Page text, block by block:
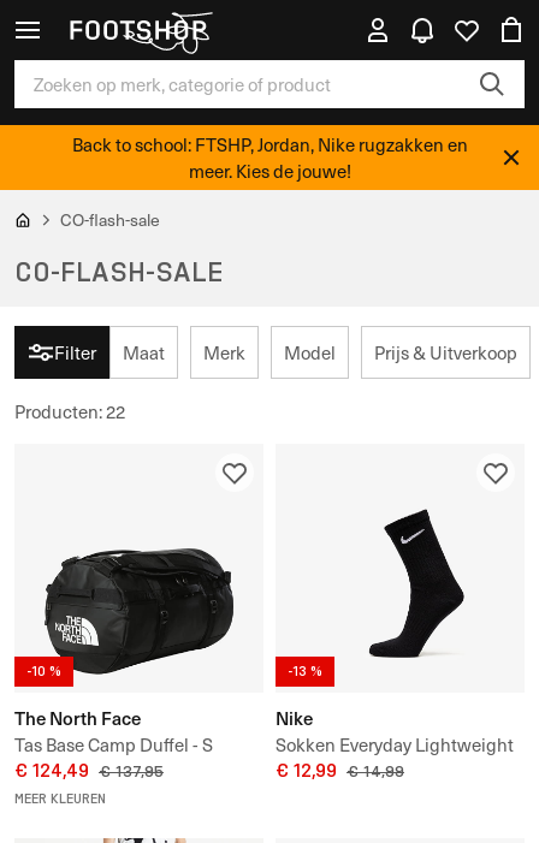
Back to school: FTSHP, Jordan, Nike rugzakken en
meer. Kies de jouwe!
CO-flash-sale
CO-FLASH-SALE
Filter Maat Merk Model Prijs & Uitverkoop
Producten:22
-10 %
The North Face
Tas Base Camp Duffel - S
€ 124,49 € 137,95
MEER KLEUREN
-13 %
Nike
Sokken Everyday Lightweight
Crew 3-Pack Socks
€ 12,99 € 14,99